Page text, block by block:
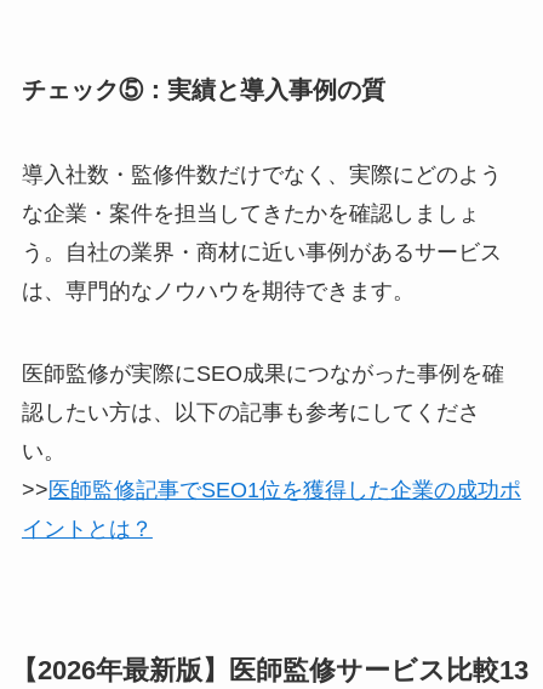
チェック⑤：実績と導入事例の質
導入社数・監修件数だけでなく、実際にどのよう
な企業・案件を担当してきたかを確認しましょ
う。自社の業界・商材に近い事例があるサービス
は、専門的なノウハウを期待できます。
医師監修が実際にSEO成果につながった事例を確
認したい方は、以下の記事も参考にしてくださ
い。
>>医師監修記事でSEO1位を獲得した企業の成功ポ
イントとは？
【2026年最新版】医師監修サービス比較13